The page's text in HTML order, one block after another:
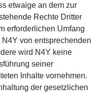
etwaige an dem zur
Rechte Dritter
erforderlichen Umfang
von entsprechenden
wird N4Y keine
seiner
Inhalte vornehmen.
der gesetzlichen